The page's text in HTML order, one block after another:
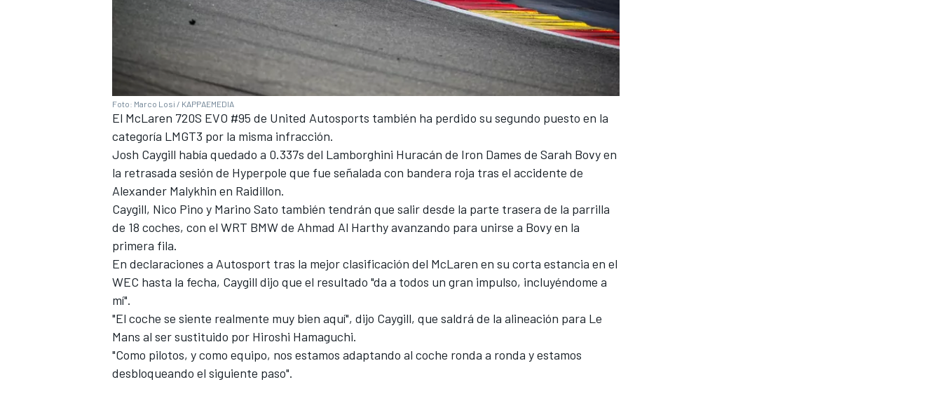
MÁS CATEGORÍAS
Foto: Marco Losi / KAPPAEMEDIA
El McLaren 720S EVO #95 de United Autosports también ha perdido su segundo puesto en la
categoría LMGT3 por la misma infracción.
Josh Caygill había quedado a 0.337s del Lamborghini Huracán de Iron Dames de Sarah Bovyen
la retrasada sesión de Hyperpole que fue señalada con bandera roja tras el accidente de
Alexander Malykhin en Raidillon.
Caygill, Nico Pino y Marino Sato también tendrán que salir desde la parte trasera de la parrilla
de 18 coches, con el WRT BMW de Ahmad Al Harthyavanzando para unirse a Bovy en la
primera fila.
En declaraciones a Autosport tras la mejor clasificación del McLaren en su corta estancia en el
WEC hasta la fecha, Caygill dijo que el resultado "da a todos un gran impulso, incluyéndome a
mí".
"El coche se siente realmente muy bien aquí", dijo Caygill, que saldrá de la alineación para Le
Mans al ser sustituido por Hiroshi Hamaguchi.
"Como pilotos, y como equipo, nos estamos adaptando al coche ronda a ronda y estamos
desbloqueando el siguiente paso".